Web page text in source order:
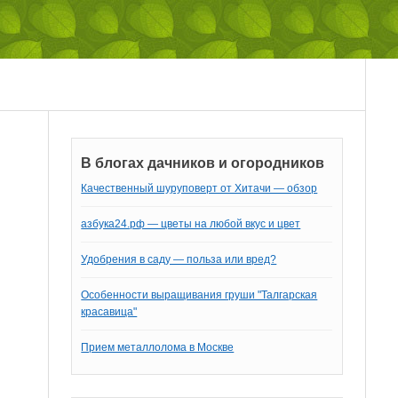
В блогах дачников и огородников
Качественный шуруповерт от Хитачи — обзор
азбука24.рф — цветы на любой вкус и цвет
Удобрения в саду — польза или вред?
Особенности выращивания груши "Талгарская
красавица"
Прием металлолома в Москве